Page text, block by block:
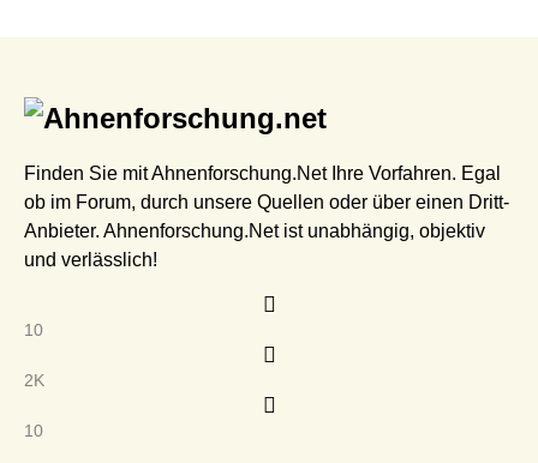
Finden Sie mit Ahnenforschung.Net Ihre Vorfahren. Egal
ob im Forum, durch unsere Quellen oder über einen Dritt-
Anbieter. Ahnenforschung.Net ist unabhängig, objektiv
und verlässlich!
10
2K
10